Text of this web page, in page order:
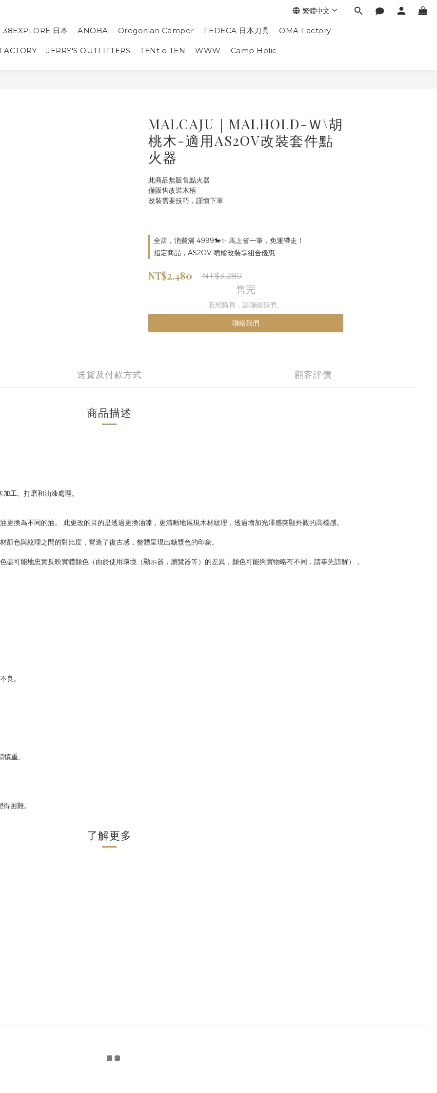
38EXPLORE 日本 ANOBA Oregonian Camper FEDECA 日本刀具 OMA Factory
JERRY'S OUTFITTERS TENt o TEN WWW Camp Holic
繁體中文
MALCAJU｜MALHOLD-Ｗ\胡
桃木-適用AS2OV改裝套件點
火器
此商品無販售點火器
僅販售改裝木柄
改裝需要技巧，謹慎下單
全店，消費滿 4999🐎✨ 馬上省一筆，免運帶走！
指定商品，AS2OV 噴槍改裝享組合優惠
NT$2,480 NT$3,280
售完
若想購買，請聯絡我們。
聯絡我們
送貨及付款方式 顧客評價
商品描述
工、打磨和油漆處理。
換為不同的油。 此更改的目的是透過更換油漆，更清晰地展現木材紋理，透過增加光澤感突顯外觀的高檔感。
色與紋理之間的對比度，營造了復古感，整體呈現出糖漿色的印象。
可能地忠實反映實體顏色（由於使用環境（顯示器，瀏覽器等）的差異，顏色可能與實物略有不同，請事先諒解） 。
良。
重。
困難。
了解更多